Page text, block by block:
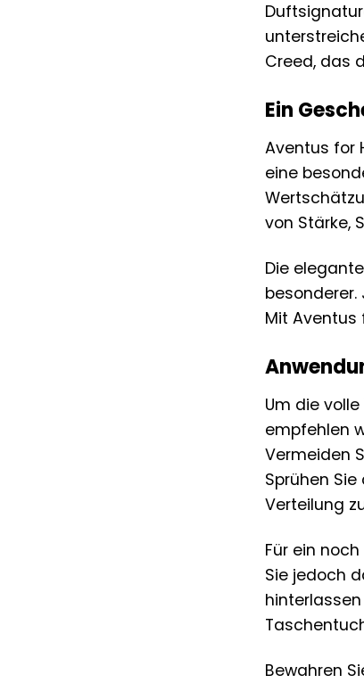
Creed, das
Ein
Aventus for
eine
von Stärke,
Die
Mit Aventus
Um die
empfehlen
Vermeiden
Sprühen
Verteilung
Für ein
Sie jedoch
Bewahren